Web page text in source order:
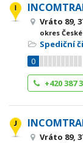
Vráto 89,
okres
Spediční
0
+420 387
Vráto 89,